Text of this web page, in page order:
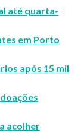
até quarta-
em Porto
após 15 mil
acolher